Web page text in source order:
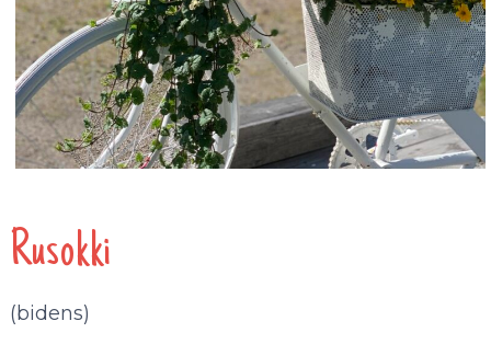
Rusokki
(bidens)